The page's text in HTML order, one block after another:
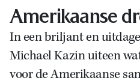
Amerikaanse
In een briljant en
Michael Kazin uiteen
voor de Amerikaanse